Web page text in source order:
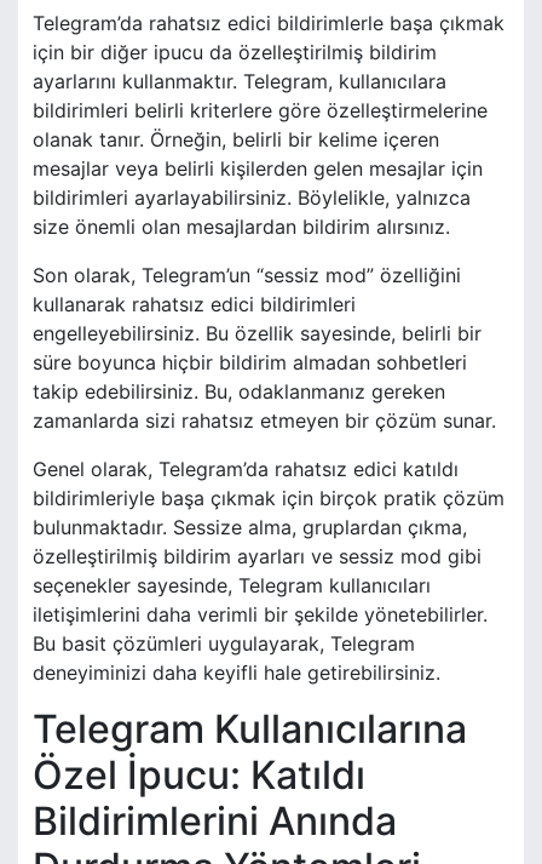
Telegram’da rahatsız edici bildirimlerle başa çıkmak
için bir diğer ipucu da özelleştirilmiş bildirim
ayarlarını kullanmaktır. Telegram, kullanıcılara
bildirimleri belirli kriterlere göre özelleştirmelerine
olanak tanır. Örneğin, belirli bir kelime içeren
mesajlar veya belirli kişilerden gelen mesajlar için
bildirimleri ayarlayabilirsiniz. Böylelikle, yalnızca
size önemli olan mesajlardan bildirim alırsınız.
Son olarak, Telegram’un “sessiz mod” özelliğini
kullanarak rahatsız edici bildirimleri
engelleyebilirsiniz. Bu özellik sayesinde, belirli bir
süre boyunca hiçbir bildirim almadan sohbetleri
takip edebilirsiniz. Bu, odaklanmanız gereken
zamanlarda sizi rahatsız etmeyen bir çözüm sunar.
Genel olarak, Telegram’da rahatsız edici katıldı
bildirimleriyle başa çıkmak için birçok pratik çözüm
bulunmaktadır. Sessize alma, gruplardan çıkma,
özelleştirilmiş bildirim ayarları ve sessiz mod gibi
seçenekler sayesinde, Telegram kullanıcıları
iletişimlerini daha verimli bir şekilde yönetebilirler.
Bu basit çözümleri uygulayarak, Telegram
deneyiminizi daha keyifli hale getirebilirsiniz.
Telegram Kullanıcılarına
Özel İpucu: Katıldı
Bildirimlerini Anında